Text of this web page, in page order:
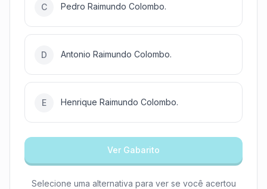
C Pedro Raimundo Colombo.
D Antonio Raimundo Colombo.
E Henrique Raimundo Colombo.
Ver Gabarito
Selecione uma alternativa para ver se você acertou